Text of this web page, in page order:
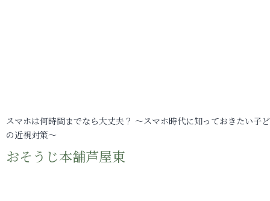
スマホは何時間までなら大丈夫？ ～スマホ時代に知っておきたい子
の近視対策～
おそうじ本舗芦屋東